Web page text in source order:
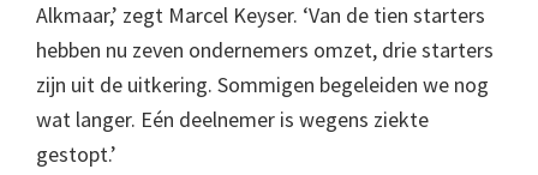
Alkmaar,’ zegt Marcel Keyser. ‘Van de tien starters
hebben nu zeven ondernemers omzet, drie starters
zijn uit de uitkering. Sommigen begeleiden we nog
wat langer. Eén deelnemer is wegens ziekte
gestopt.’